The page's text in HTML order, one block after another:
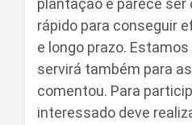
plantação e parece ser
rápido para conseguir
e longo prazo.
servirá também para
comentou. Para
interessado deve